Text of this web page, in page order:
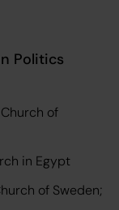
Politics
of
in Egypt
of Sweden;